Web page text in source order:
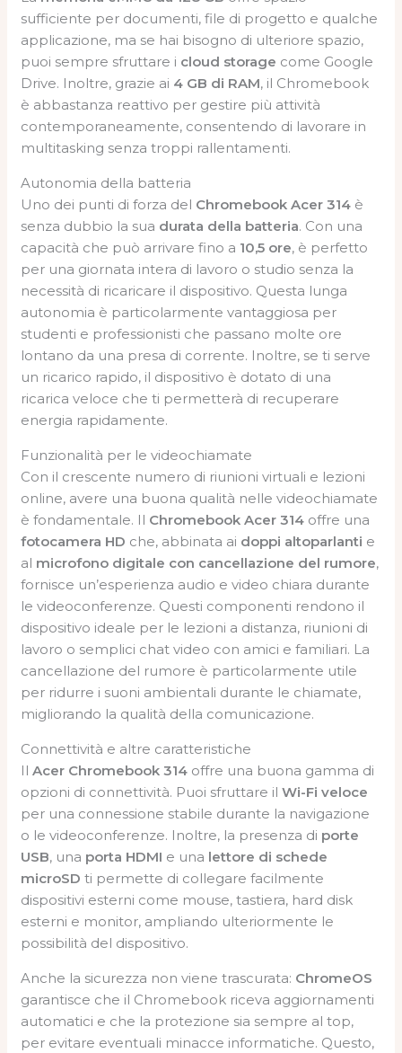
sufficiente per documenti, file di progetto e qualche
applicazione, ma se hai bisogno di ulteriore spazio,
puoi sempre sfruttare i cloud storage come Google
Drive. Inoltre, grazie ai 4 GB di RAM, il Chromebook
è abbastanza reattivo per gestire più attività
contemporaneamente, consentendo di lavorare in
multitasking senza troppi rallentamenti.
Autonomia della batteria
Uno dei punti di forza del Chromebook Acer 314 è
senza dubbio la sua durata della batteria. Con una
capacità che può arrivare fino a 10,5 ore, è perfetto
per una giornata intera di lavoro o studio senza la
necessità di ricaricare il dispositivo. Questa lunga
autonomia è particolarmente vantaggiosa per
studenti e professionisti che passano molte ore
lontano da una presa di corrente. Inoltre, se ti serve
un ricarico rapido, il dispositivo è dotato di una
ricarica veloce che ti permetterà di recuperare
energia rapidamente.
Funzionalità per le videochiamate
Con il crescente numero di riunioni virtuali e lezioni
online, avere una buona qualità nelle videochiamate
è fondamentale. Il Chromebook Acer 314 offre una
fotocamera HD che, abbinata ai doppi altoparlanti e
al microfono digitale con cancellazione del rumore,
fornisce un’esperienza audio e video chiara durante
le videoconferenze. Questi componenti rendono il
dispositivo ideale per le lezioni a distanza, riunioni di
lavoro o semplici chat video con amici e familiari. La
cancellazione del rumore è particolarmente utile
per ridurre i suoni ambientali durante le chiamate,
migliorando la qualità della comunicazione.
Connettività e altre caratteristiche
IlAcer Chromebook 314 offre una buona gamma di
opzioni di connettività. Puoi sfruttare ilWi-Fi veloce
per una connessione stabile durante la navigazione
o le videoconferenze. Inoltre, la presenza di porte
USB, una porta HDMI e una lettore di schede
microSD ti permette di collegare facilmente
dispositivi esterni come mouse, tastiera, hard disk
esterni e monitor, ampliando ulteriormente le
possibilità del dispositivo.
Anche la sicurezza non viene trascurata: ChromeOS
garantisce che il Chromebook riceva aggiornamenti
automatici e che la protezione sia sempre al top,
per evitare eventuali minacce informatiche. Questo,